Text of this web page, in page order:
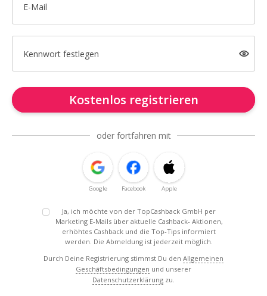
E-Mail
Kennwort festlegen
Kostenlos registrieren
oder fortfahren mit
Google Facebook Apple
Ja, ich möchte von der TopCashback GmbH per
Marketing E-Mails über aktuelle Cashback- Aktionen,
erhöhtes Cashback und die Top-Tips informiert
werden. Die Abmeldung ist jederzeit möglich.
Durch Deine Registrierung stimmst Du den Allgemeinen
Geschäftsbedingungen und unserer
Datenschutzerklärung zu.